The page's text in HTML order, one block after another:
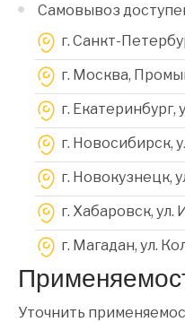
Самовывоз
г. Санкт-
г. Москва,
г. Екатеринбург,
г. Новосибирск,
г. Новокузнецк,
г. Хабаровск, ул.
г. Магадан, ул.
Уточнить